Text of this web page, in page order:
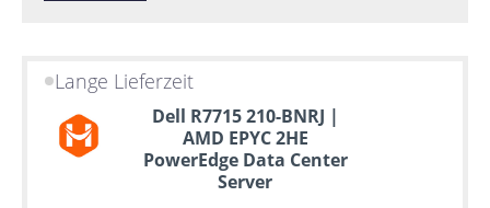
Lange Lieferzeit
Dell R7715 210-BNRJ |
AMD EPYC 2HE
PowerEdge Data Center
Server